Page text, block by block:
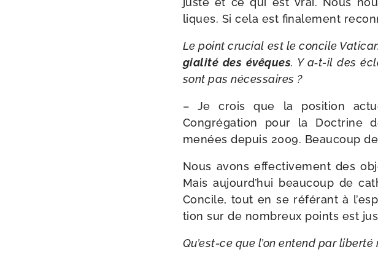
liques. Si cela est fina­le­ment
Le point cru­cial est le concile
gia­li­té des évêques. Y a‑t-​il des
sont pas nécessaires ?
– Je crois que la posi­tion
Congrégation pour la Doctrine
menées depuis 2009. Beaucoup
Nous avons effec­ti­ve­ment des
Mais aujourd’hui beau­coup de
Concile, tout en se réfé­rant à
tion sur de nom­breux points est
Qu’est-ce que l’on entend par liber­té